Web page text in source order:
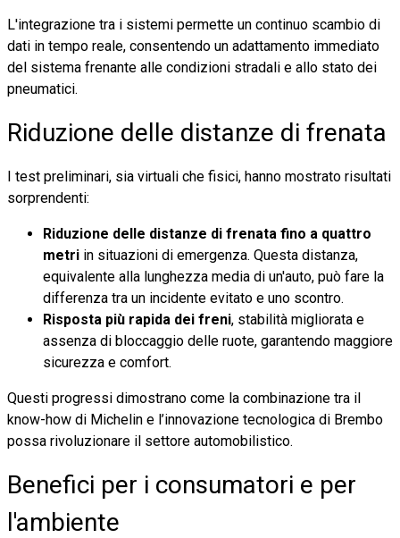
L'integrazione tra i sistemi permette un continuo scambio di
dati in tempo reale, consentendo un adattamento immediato
del sistema frenante alle condizioni stradali e allo stato dei
pneumatici.
Riduzione delle distanze di frenata
I test preliminari, sia virtuali che fisici, hanno mostrato risultati
sorprendenti:
Riduzione delle distanze di frenata fino a quattro
metri in situazioni di emergenza. Questa distanza,
equivalente alla lunghezza media di un'auto, può fare la
differenza tra un incidente evitato e uno scontro.
Risposta più rapida dei freni, stabilità migliorata e
assenza di bloccaggio delle ruote, garantendo maggiore
sicurezza e comfort.
Questi progressi dimostrano come la combinazione tra il
know-how di Michelin e l’innovazione tecnologica di Brembo
possa rivoluzionare il settore automobilistico.
Benefici per i consumatori e per
l'ambiente